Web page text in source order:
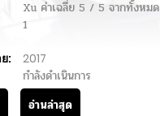
Xu ค่าเฉลี่ย 5 / 5 จากทั้งหมด
1
:
2017
กำลังดำเนินการ
อ่านล่าสุด